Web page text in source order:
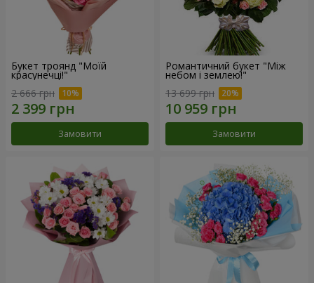
Букет троянд "Моїй
красунечці!"
2 666 грн
Замовити
Романтичний букет "Між
небом і землею!"
13 699 грн
Замовити